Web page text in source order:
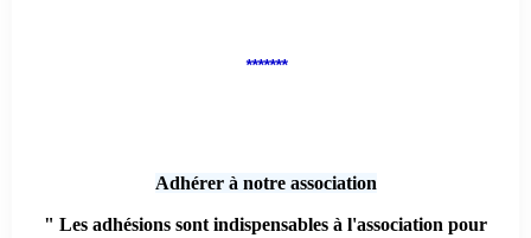
*******
Adhérer à notre association
" Les adhésions sont indispensables à l'association pour